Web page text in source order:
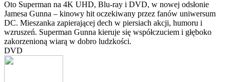
Oto Superman na 4K UHD, Blu-ray i DVD, w nowej odsłonie
Jamesa Gunna – kinowy hit oczekiwany przez fanów uniwersum
DC. Mieszanka zapierającej dech w piersiach akcji, humoru i
wzruszeń. Superman Gunna kieruje się współczuciem i głęboko
zakorzenioną wiarą w dobro ludzkości.
DVD